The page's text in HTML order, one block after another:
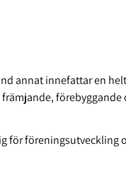
annat innefattar en
för föreningsutveckling